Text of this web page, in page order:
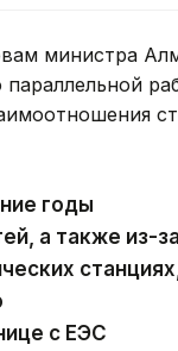
министра
годы
а также из-за
с ЕЭС